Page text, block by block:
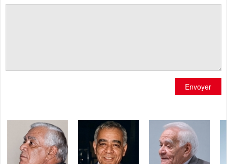
Envoyer